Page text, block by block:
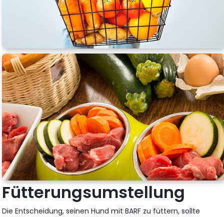
Fütterungsumstellung
Die Entscheidung, seinen Hund mit BARF zu füttern, sollte